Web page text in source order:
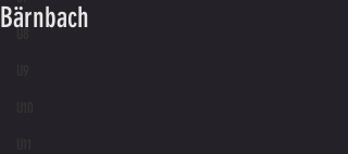
U8
Bärnbach